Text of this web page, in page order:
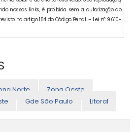
nossos links, é proibida sem a autorização do
no artigo 184 do Código Penal. – Lei n° 9.610-
Norte
Zona Oeste
Gde São Paulo
Litoral